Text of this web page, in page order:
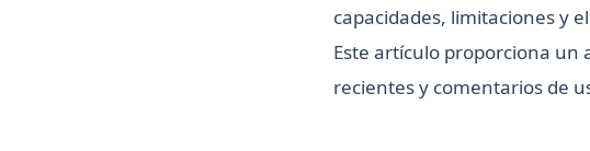
capacidades, limitaciones y
Este artículo proporciona un
recientes y comentarios de